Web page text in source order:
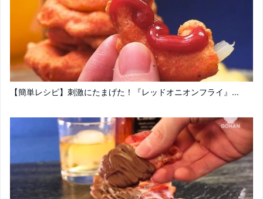
【簡単レシピ】刺激にたまげた！『レッドオニオンフライ』...